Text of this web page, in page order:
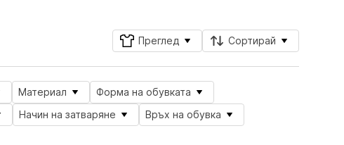
Преглед Сортирай
Материал
Форма на обувката
Начин на затваряне
Връх на обувка